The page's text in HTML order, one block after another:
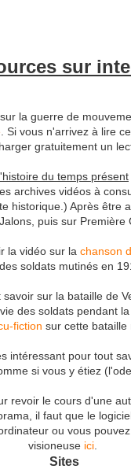
sur
la guerre de
. Si vous n'arrivez à lire
gratuitement un
du temps présent
archives vidéos à
historique.) Après être
puis sur Première
la vidéo sur la chanson
soldats mutinés en
savoir sur la bataille de
des soldats pendant
fiction sur cette bataille
intéressant pour tout
si vous y étiez
revoir le cours d'une
il faut que le
ou vous
visioneuse ici
Sites